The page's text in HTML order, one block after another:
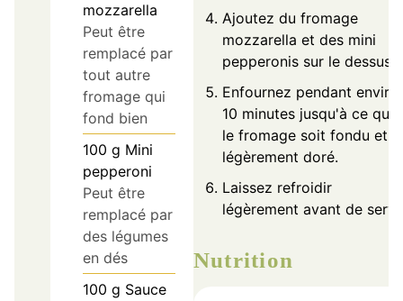
mozzarella
Peut être
remplacé par
tout autre
fromage qui
fond bien
100 g Mini
pepperoni
Peut être
remplacé par
des légumes
en dés
100 g Sauce
Ajoutez du fromage
mozzarella et des mini
pepperonis sur le dessus.
Enfournez pendant
10 minutes jusqu'à ce que
le fromage soit fondu et
légèrement doré.
Laissez refroidir
légèrement avant de
Nutrition